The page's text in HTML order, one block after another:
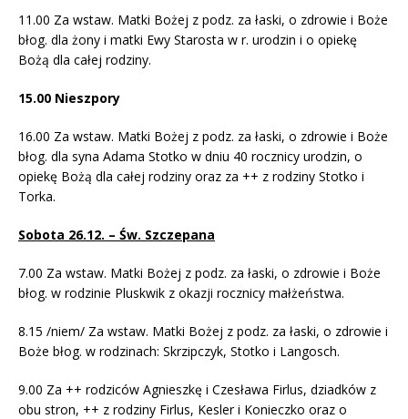
11.00 Za wstaw. Matki Bożej z podz. za łaski, o zdrowie i Boże
błog. dla żony i matki Ewy Starosta w r. urodzin i o opiekę
Bożą dla całej rodziny.
15.00 Nieszpory
16.00 Za wstaw. Matki Bożej z podz. za łaski, o zdrowie i Boże
błog. dla syna Adama Stotko w dniu 40 rocznicy urodzin, o
opiekę Bożą dla całej rodziny oraz za ++ z rodziny Stotko i
Torka.
Sobota 26.12. – Św. Szczepana
7.00 Za wstaw. Matki Bożej z podz. za łaski, o zdrowie i Boże
błog. w rodzinie Pluskwik z okazji rocznicy małżeństwa.
8.15 /niem/ Za wstaw. Matki Bożej z podz. za łaski, o zdrowie i
Boże błog. w rodzinach: Skrzipczyk, Stotko i Langosch.
9.00 Za ++ rodziców Agnieszkę i Czesława Firlus, dziadków z
obu stron, ++ z rodziny Firlus, Kesler i Konieczko oraz o